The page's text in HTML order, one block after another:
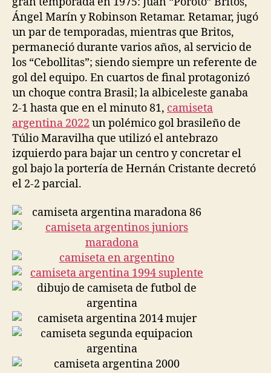
Ángel Marín y Robinson Retamar. Retamar, jugó
un par de temporadas, mientras que Britos,
permaneció durante varios años, al servicio de
los “Cebollitas”; siendo siempre un referente de
gol del equipo. En cuartos de final protagonizó
un choque contra Brasil; la albiceleste ganaba
2-1 hasta que en el minuto 81, camiseta
argentina 2022 un polémico gol brasileño de
Túlio Maravilha que utilizó el antebrazo
izquierdo para bajar un centro y concretar el
gol bajo la portería de Hernán Cristante decretó
el 2-2 parcial.